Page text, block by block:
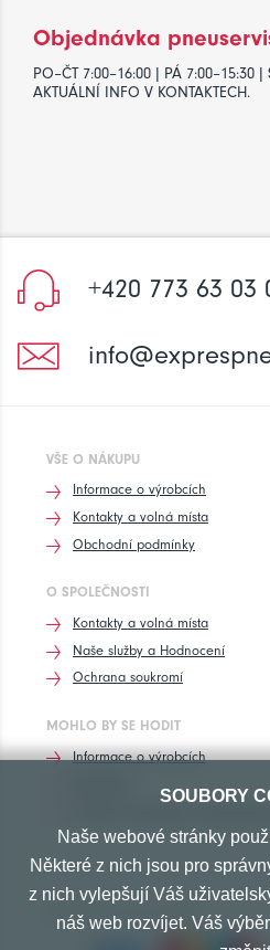
Objednávka
PO–ČT 7:00–16:00 | PÁ 7:00–15:30
AKTUÁLNÍ INFO V KONTAKTECH.
+420 773 63 03
VŠE O NÁKUPU
Informace o výrobcích
Kontakty a volná místa
Obchodní podmínky
O SPOLEČNOSTI
Kontakty a volná místa
Naše služby a Hodnocení
Ochrana soukromí
MOHLO BY SE HODIT
Informace o výrobcích
PŘIJÍMÁME TYTO PLATBY
SOUBORY
Naše webové stránky
Některé z nich jsou pro
z nich vylepšují Váš
náš web rozvíjet. Váš